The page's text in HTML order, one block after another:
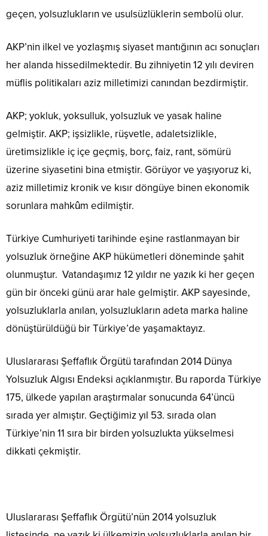
geçen, yolsuzlukların ve usulsüzlüklerin sembolü olur.
AKP’nin ilkel ve yozlaşmış siyaset mantığının acı sonuçları
her alanda hissedilmektedir. Bu zihniyetin 12 yılı deviren
müflis politikaları aziz milletimizi canından bezdirmiştir.
AKP; yokluk, yoksulluk, yolsuzluk ve yasak haline
gelmiştir. AKP; işsizlikle, rüşvetle, adaletsizlikle,
üretimsizlikle iç içe geçmiş, borç, faiz, rant, sömürü
üzerine siyasetini bina etmiştir. Görüyor ve yaşıyoruz ki,
aziz milletimiz kronik ve kısır döngüye binen ekonomik
sorunlara mahkûm edilmiştir.
Türkiye Cumhuriyeti tarihinde eşine rastlanmayan bir
yolsuzluk örneğine AKP hükümetleri döneminde şahit
olunmuştur. Vatandaşımız 12 yıldır ne yazık ki her geçen
gün bir önceki günü arar hale gelmiştir. AKP sayesinde,
yolsuzluklarla anılan, yolsuzlukların adeta marka haline
dönüştürüldüğü bir Türkiye’de yaşamaktayız.
Uluslararası Şeffaflık Örgütü tarafından 2014 Dünya
Yolsuzluk Algısı Endeksi açıklanmıştır. Bu raporda Türkiye
175, ülkede yapılan araştırmalar sonucunda 64’üncü
sırada yer almıştır. Geçtiğimiz yıl 53. sırada olan
Türkiye’nin 11 sıra bir birden yolsuzlukta yükselmesi
dikkati çekmiştir.
Uluslararası Şeffaflık Örgütü’nün 2014 yolsuzluk